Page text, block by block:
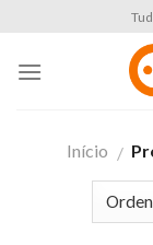
content
Início /